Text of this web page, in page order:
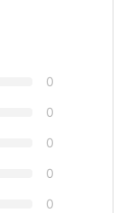
0
0
0
0
0